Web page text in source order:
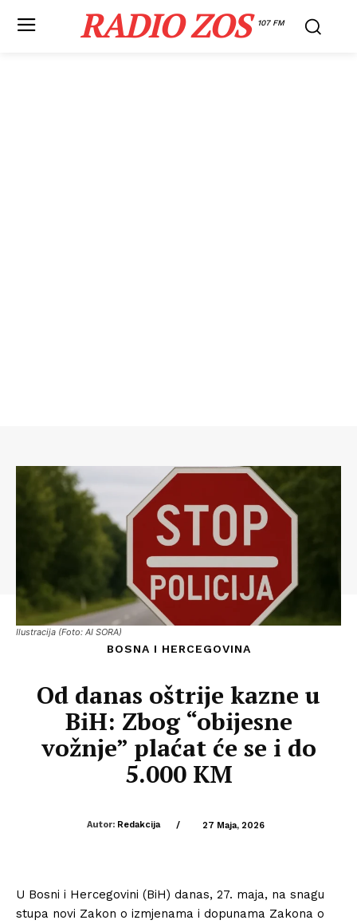
RADIO ZOS 107 FM
Ilustracija (Foto: AI SORA)
BOSNA I HERCEGOVINA
Od danas oštrije kazne u
BiH: Zbog “obijesne
vožnje” plaćat će se i do
5.000 KM
Autor: Redakcija / 27 Maja, 2026
U Bosni i Hercegovini (BiH) danas, 27. maja, na snagu
stupa novi Zakon o izmjenama i dopunama Zakona o